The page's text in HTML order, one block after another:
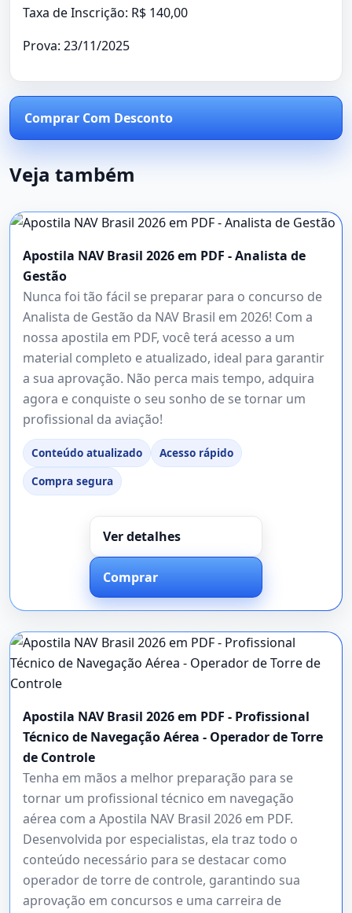
Taxa de Inscrição: R$ 140,00
Prova: 23/11/2025
Comprar Com Desconto
Veja também
Apostila NAV Brasil 2026 em PDF - Analista de
Gestão
Nunca foi tão fácil se preparar para o concurso de
Analista de Gestão da NAV Brasil em 2026! Com a
nossa apostila em PDF, você terá acesso a um
material completo e atualizado, ideal para garantir
a sua aprovação. Não perca mais tempo, adquira
agora e conquiste o seu sonho de se tornar um
profissional da aviação!
Conteúdo atualizado
Acesso rápido
Compra segura
Ver detalhes
Comprar
Apostila NAV Brasil 2026 em PDF - Profissional
Técnico de Navegação Aérea - Operador de Torre
de Controle
Tenha em mãos a melhor preparação para se
tornar um profissional técnico em navegação
aérea com a Apostila NAV Brasil 2026 em PDF.
Desenvolvida por especialistas, ela traz todo o
conteúdo necessário para se destacar como
operador de torre de controle, garantindo sua
aprovação em concursos e uma carreira de